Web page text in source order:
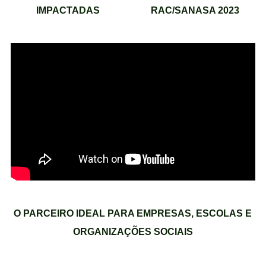
IMPACTADAS
RAC/SANASA 2023
O PARCEIRO IDEAL PARA EMPRESAS, ESCOLAS E
ORGANIZAÇÕES SOCIAIS